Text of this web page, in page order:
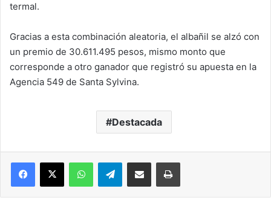
termal.
Gracias a esta combinación aleatoria, el albañil se alzó con
un premio de 30.611.495 pesos, mismo monto que
corresponde a otro ganador que registró su apuesta en la
Agencia 549 de Santa Sylvina.
Destacada
Facebook
X WhatsAppTelegramCompartir vía correo electrónicoImprimir